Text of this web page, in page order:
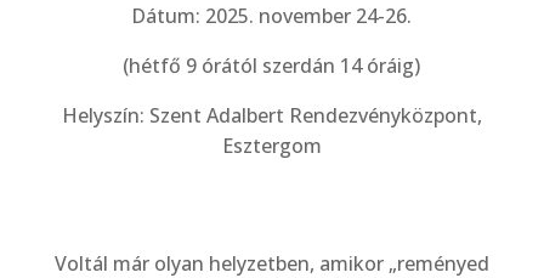
Dátum: 2025. november 24-26.
(hétfő 9 órától szerdán 14 óráig)
Helyszín: Szent Adalbert Rendezvényközpont,
Esztergom
Voltál már olyan helyzetben, amikor „reményed